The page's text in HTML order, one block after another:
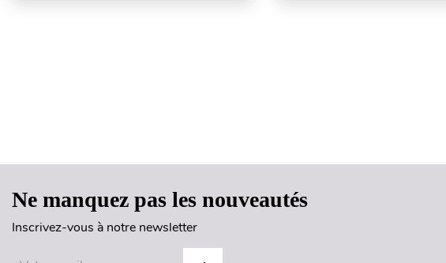
Ne manquez pas les nouveautés
Inscrivez-vous à notre newsletter